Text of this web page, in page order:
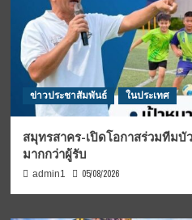
ข่าวประชาสัมพันธ์ ในประเทศ
สมุทรสาคร-เปิดโอกาสร่วมทีมบั
มากกว่าผู้รับ
admin1 05/08/2026